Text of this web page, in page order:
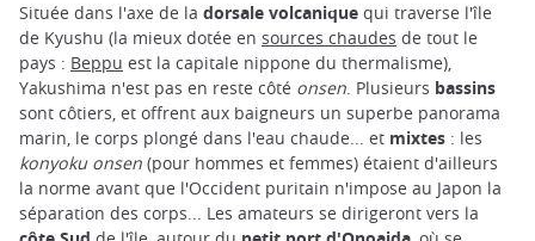
Située dans l'axe de la dorsale volcanique qui traverse l'île
de Kyushu (la mieux dotée en sources chaudes de tout le
pays : Beppu est la capitale nippone du thermalisme),
Yakushima n'est pas en reste côté onsen. Plusieurs bassins
sont côtiers, et offrent aux baigneurs un superbe panorama
marin, le corps plongé dans l'eau chaude... et mixtes : les
konyoku onsen (pour hommes et femmes) étaient d'ailleurs
la norme avant que l'Occident puritain n'impose au Japon la
séparation des corps... Les amateurs se dirigeront vers la